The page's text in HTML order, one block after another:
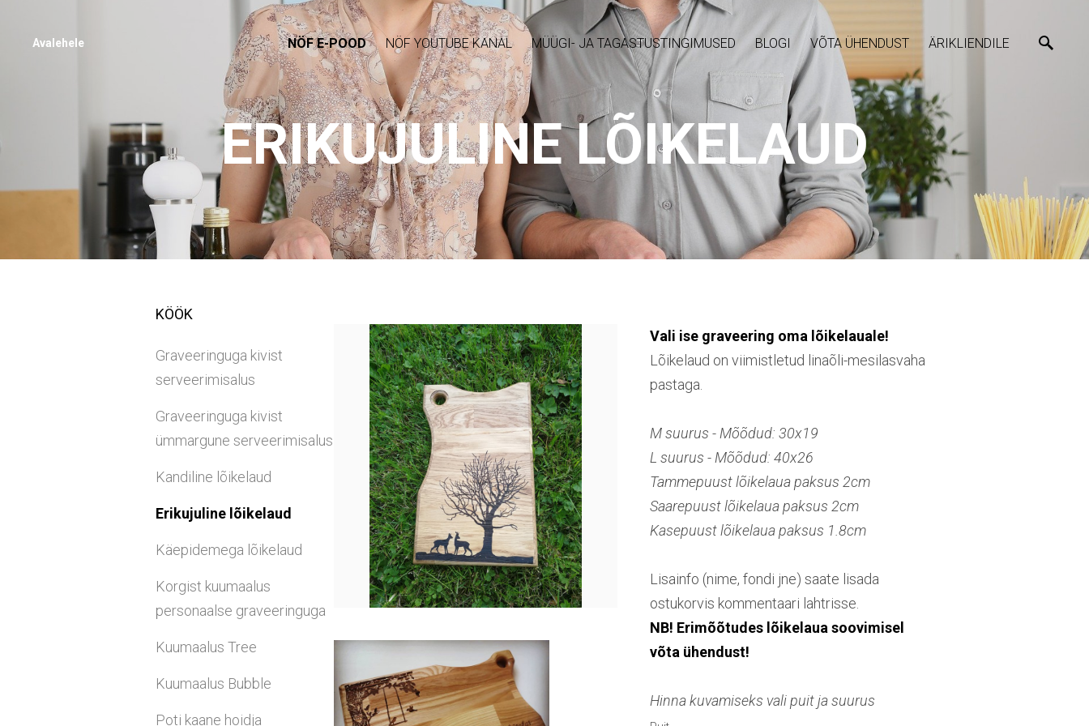
Avalehele NÖF E-POOD NÖF YOUTUBE KANAL MÜÜGI- JA TAGASTUSTINGIMUSED BLOGI VÕTA ÜHENDUST ÄRIKLIENDILE
ERIKUJULINE LÕIKELAUD
KÖÖK
Graveeringuga kivist
serveerimisalus
Graveeringuga kivist
ümmargune serveerimisalus
Kandiline lõikelaud
Erikujuline lõikelaud
Käepidemega lõikelaud
Korgist kuumaalus
personaalse graveeringuga
Kuumaalus Tree
Kuumaalus Bubble
Poti kaane hoidja
Vali ise graveering oma lõikelauale!
Lõikelaud on viimistletud linaõli-mesilasvaha
pastaga.
M suurus - Mõõdud: 30x19
L suurus - Mõõdud: 40x26
Tammepuust lõikelaua paksus 2cm
Saarepuust lõikelaua paksus 2cm
Kasepuust lõikelaua paksus 1.8cm
Lisainfo (nime, fondi jne) saate lisada
ostukorvis kommentaari lahtrisse.
NB! Erimõõtudes lõikelaua soovimisel
võta ühendust!
Hinna kuvamiseks vali puit ja suurus